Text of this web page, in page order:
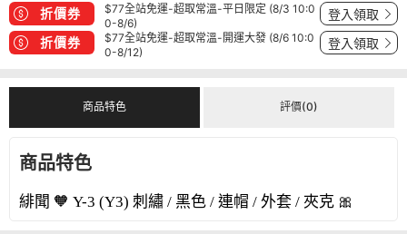
折價券
$77全站免運-超取常溫-平日限定 (8/3 10:0
0-8/6)
登入領取
折價券
$77全站免運-超取常溫-開運大發 (8/6 10:0
0-8/12)
登入領取
商品特色 評價(0)
商品特色
緋聞 🧡 Y-3 (Y3) 刺繡 / 黑色 / 連帽 / 外套 / 夾克 🎀